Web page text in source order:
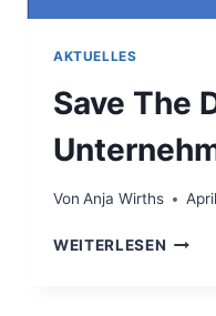
AKTUELLES
Save The
Von Anja Wirths
WEITERLESEN